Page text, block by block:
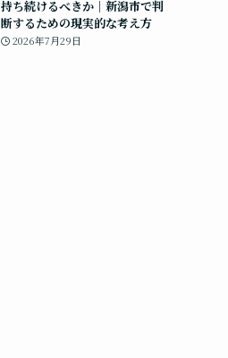
持ち続けるべきか｜新潟市で判
断するための現実的な考え方
2026年7月29日